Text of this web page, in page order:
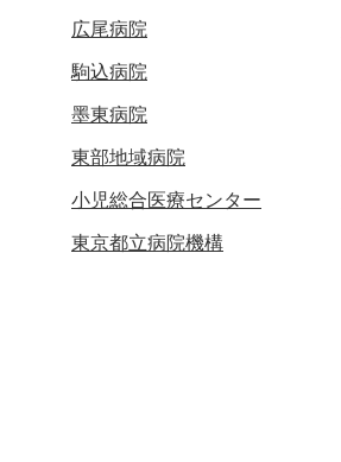
広尾病院
駒込病院
墨東病院
東部地域病院
小児総合医療センター
東京都立病院機構